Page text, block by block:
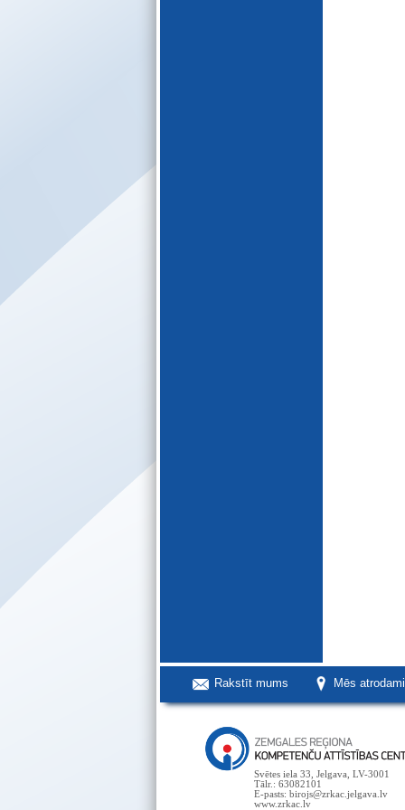
Rakstīt mums Mēs
Svētes iela 33, Jelgava, LV-3001
Tālr.: 63082101
E-pasts: birojs@zrkac.jelgava.lv
www.zrkac.lv